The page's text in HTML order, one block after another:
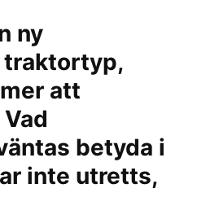
ny
traktortyp,
att
betyda i
inte utretts,